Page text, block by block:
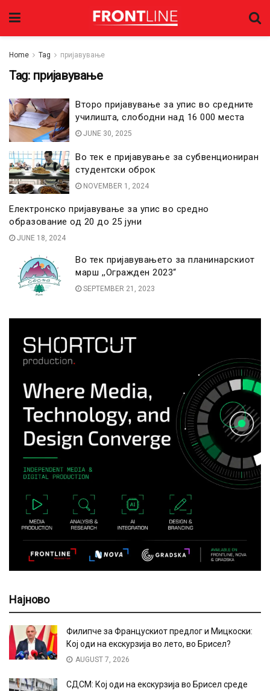
Home Tag пријавување
Tag: пријавување
Второ пријавување за упис во средните
училишта, слободни над 16 000 места
JUNE 30, 2025
Во тек е пријавување за субвенциониран
студентски оброк
NOVEMBER 1, 2024
Електронско пријавување за упис во средно
образование од 20 до 25 јуни
JUNE 18, 2024
Во тек пријавувањето за планинарскиот
марш ,,Огражден 2023“
SEPTEMBER 21, 2023
Најново
Филипче за Францускиот предлог и Мицкоски:
Кој оди на екскурзија во лето, во Брисел?
AUGUST 7, 2026
СДСМ: Кој оди на екскурзија во Брисел среде